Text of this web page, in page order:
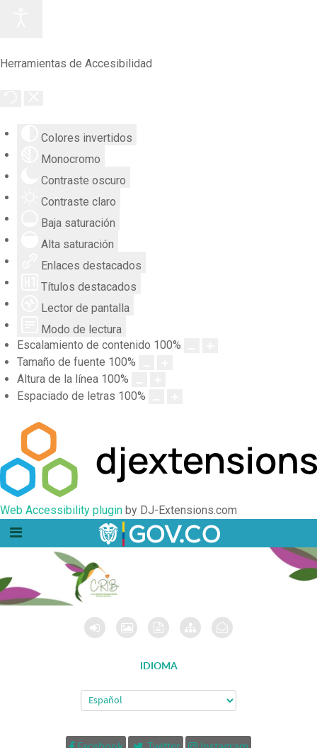
Herramientas de Accesibilidad
Colores invertidos
Monocromo
Contraste oscuro
Contraste claro
Baja saturación
Alta saturación
Enlaces destacados
Títulos destacados
Lector de pantalla
Modo de lectura
Escalamiento de contenido 100%
Tamaño de fuente 100%
Altura de la línea 100%
Espaciado de letras 100%
Web Accessibility plugin by DJ-Extensions.com
IDIOMA